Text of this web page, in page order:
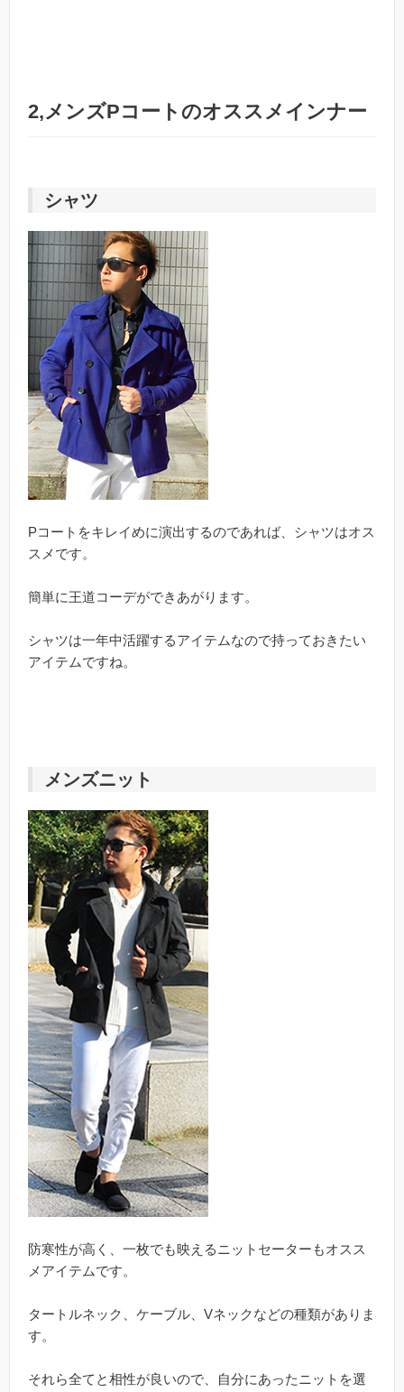
2,メンズPコートのオススメインナー
シャツ
Pコートをキレイめに演出するのであれば、シャツはオス
スメです。
簡単に王道コーデができあがります。
シャツは一年中活躍するアイテムなので持っておきたい
アイテムですね。
メンズニット
防寒性が高く、一枚でも映えるニットセーターもオスス
メアイテムです。
タートルネック、ケーブル、Vネックなどの種類がありま
す。
それら全てと相性が良いので、自分にあったニットを選